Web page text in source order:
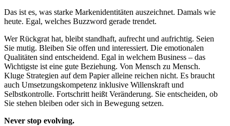
Das ist es, was starke Markenidentitäten auszeichnet. Damals wie
heute. Egal, welches Buzzword gerade trendet.
Wer Rückgrat hat, bleibt standhaft, aufrecht und aufrichtig. Seien
Sie mutig. Bleiben Sie offen und interessiert. Die emotionalen
Qualitäten sind entscheidend. Egal in welchem Business – das
Wichtigste ist eine gute Beziehung. Von Mensch zu Mensch.
Kluge Strategien auf dem Papier alleine reichen nicht. Es braucht
auch Umsetzungskompetenz inklusive Willenskraft und
Selbstkontrolle. Fortschritt heißt Veränderung. Sie entscheiden, ob
Sie stehen bleiben oder sich in Bewegung setzen.
Never stop evolving.